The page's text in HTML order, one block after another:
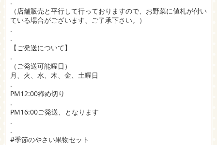
.
（店舗販売と平行して行っておりますので、お野菜に値札が付い
ている場合がございます、ご了承下さい。）
.
.
【ご発送について】
.
（ご発送可能曜日）
月、火、水、木、金、土曜日
.
PM12:00締め切り
.
PM16:00ご発送、となります
.
.
#季節のやさい果物セット